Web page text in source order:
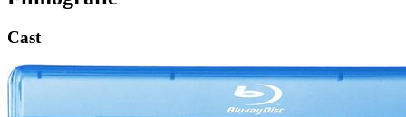
Cast